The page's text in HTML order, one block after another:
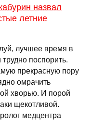
назвал
летние
лучшее время в
трудно поспорить.
прекрасную пору
омрачить
хворью. И порой
щекотливой.
медцентра